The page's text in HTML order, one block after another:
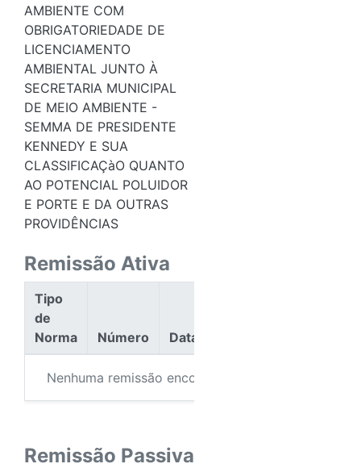
AMBIENTE COM
OBRIGATORIEDADE DE
LICENCIAMENTO
AMBIENTAL JUNTO À
SECRETARIA MUNICIPAL
DE MEIO AMBIENTE -
SEMMA DE PRESIDENTE
KENNEDY E SUA
CLASSIFICAÇàO QUANTO
AO POTENCIAL POLUIDOR
E PORTE E DA OUTRAS
PROVIDÊNCIAS
Remissão Ativa
Tipo
de
Norma
Número Data
Nenhuma remissão encontrada.
Remissão Passiva